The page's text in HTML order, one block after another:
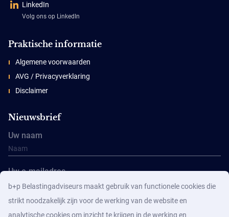
LinkedIn
Volg ons op LinkedIn
Praktische informatie
Algemene voorwaarden
AVG / Privacyverklaring
Disclaimer
Nieuwsbrief
Uw naam
Uw e-mailadres
b+p Belastingadviseurs maakt gebruik van functionele cookies die
strikt noodzakelijk zijn voor de werking van de website en
analytische cookies om inzicht te krijgen in de werking en